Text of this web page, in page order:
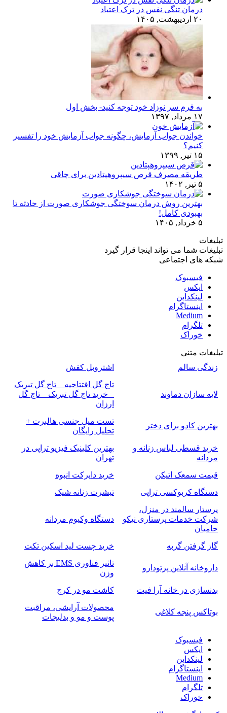
درمان تنگی نفس در ترک اعتیاد
۲۰ اردیبهشت, ۱۴۰۵
به فرم سر نوزاد خود توجه کنید- بخش اول
۱۷ مرداد, ۱۳۹۷
خواندن جواب آزمایش، چگونه جواب آزمایش خود را تفسیر
کنیم؟
۱۵ تیر, ۱۳۹۹
طریقه مصرف قرص سیپروهپتادین برای چاقی
۵ تیر, ۱۴۰۲
بهترین روش درمان سوختگی جوشکاری صورت از حادثه تا
بهبودی کامل!
۵ خرداد, ۱۴۰۵
تبلیغات
تبلیغات شما می تواند اینجا قرار گیرد
شبکه های اجتماعی
فیسبوک
ایکس
لینکداین
اینستاگرام
Medium
تلگرام
خوراک
تبلیغات متنی
زندگی سالم
اشتروبل کفش
لایه سازان دماوند
تاج گل افتتاحیه _ تاج گل تبریک
_ خرید تاج گل تبریک _ تاج گل
ارزان
بهترین کادو برای دختر
تست میل جنسی هالبرت +
تحلیل رایگان
خرید قسطی لباس زنانه و
مردانه
بهترین کلینیک فیزیو تراپی در
تهران
قیمت سمعک اتیکن
خرید دایرکت انبوه
دستگاه کربوکسی تراپی
تیشرت زنانه شیک
پرستار سالمند در منزل،
شرکت خدمات پرستاری نیکو
حامیان
دستگاه وکیوم مردانه
گاز گرفتن گربه خرید چست لید اسکین تکت
داروخانه آنلاین پرتودارو
تاثیر فناوری EMS بر کاهش
وزن
بدنسازی در خانه آرا فیت
کاشت مو در کرج
بوتاکس پنجه کلاغی
محصولات آرایشی، مراقبت
پوست و مو و بدلیجات
فیسبوک
ایکس
لینکداین
اینستاگرام
Medium
تلگرام
خوراک